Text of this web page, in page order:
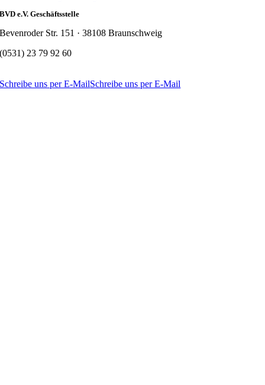
BVD e.V. Geschäftsstelle
Bevenroder Str. 151 · 38108 Braunschweig
(0531) 23 79 92 60
Schreibe uns per E-MailSchreibe uns per E-Mail